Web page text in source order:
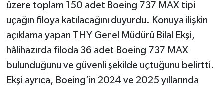
üzere toplam 150 adet Boeing 737 MAX tipi
uçağın filoya katılacağını duyurdu. Konuya ilişkin
açıklama yapan THY Genel Müdürü Bilal Ekşi,
hâlihazırda filoda 36 adet Boeing 737 MAX
bulunduğunu ve güvenli şekilde uçtuğunu belirtti.
Ekşi ayrıca, Boeing’in 2024 ve 2025 yıllarında